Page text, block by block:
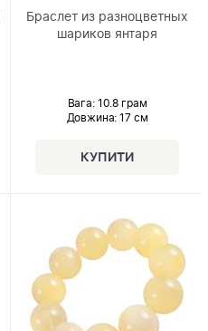
Браслет из разноцветных
шариков янтаря
Вага: 10.8 грам
Довжина: 17 см